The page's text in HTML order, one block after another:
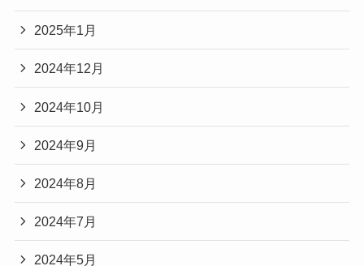
2025年1月
2024年12月
2024年10月
2024年9月
2024年8月
2024年7月
2024年5月